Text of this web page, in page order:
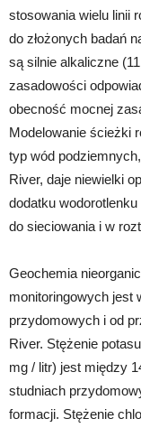
stosowania wielu linii
do złożonych badań
są silnie alkaliczne
zasadowości
obecność mocnej
Modelowanie ścieżki
typ wód
River, daje niewielki
dodatku
do sieciowania i w
Geochemia
monitoringowych jest
przydomowych i od
River. Stężenie
mg / litr) jest między
studniach
formacji. Stężenie